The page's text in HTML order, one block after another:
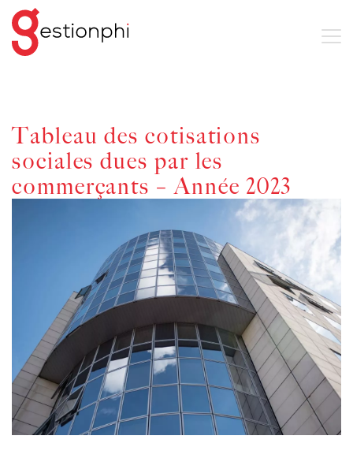
Tableau des cotisations
sociales dues par les
commerçants – Année 2023